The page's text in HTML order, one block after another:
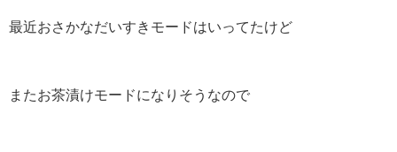
最近おさかなだいすきモードはいってたけど
またお茶漬けモードになりそうなので